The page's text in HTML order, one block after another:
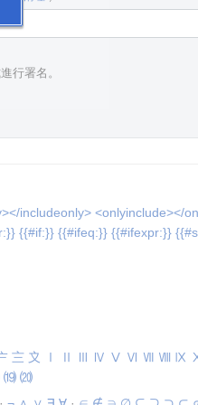
行署名。
includeonly> <onlyinclude></
{{#if:}} {{#ifeq:}} {{#ifexpr:}}
〨 〩 Ⅰ Ⅱ Ⅲ Ⅳ Ⅴ Ⅵ Ⅶ Ⅷ Ⅸ
⒆ ⒇